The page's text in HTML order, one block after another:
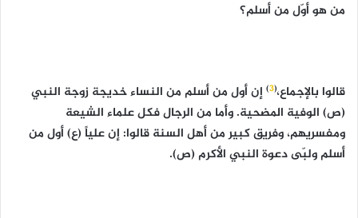
من هو أوّل من أسلم؟
قالوا بالإجماع،(
3
) إن أول من أسلم من النساء خديجة زوجة النبي
(ص) الوفية المضحية. وأما من الرجال فكل علماء الشيعة
ومفسريهم، وفريق كبير من أهل السنة قالوا: إن علياً (ع) أول من
أسلم ولبّى دعوة النبي الأكرم (ص).